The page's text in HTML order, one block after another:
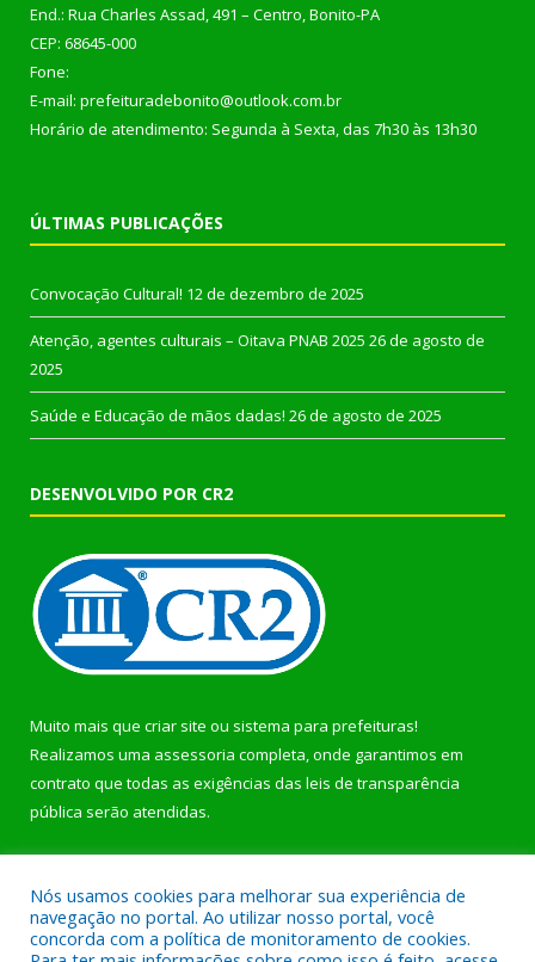
End.: Rua Charles Assad, 491 – Centro, Bonito-PA
CEP: 68645-000
Fone:
E-mail: prefeituradebonito@outlook.com.br
Horário de atendimento: Segunda à Sexta, das 7h30 às 13h30
ÚLTIMAS PUBLICAÇÕES
Convocação Cultural! 12 de dezembro de 2025
Atenção, agentes culturais – Oitava PNAB 2025 26 de agosto de
2025
Saúde e Educação de mãos dadas! 26 de agosto de 2025
DESENVOLVIDO POR CR2
Muito mais que criar site ou sistema para prefeituras!
Realizamos uma assessoria completa, onde garantimos em
contrato que todas as exigências das leis de transparência
pública serão atendidas.
Nós usamos cookies para melhorar sua experiência de
navegação no portal. Ao utilizar nosso portal, você
concorda com a política de monitoramento de cookies.